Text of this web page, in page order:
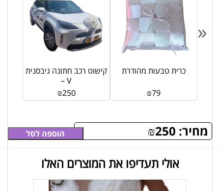
מחיר: ₪250 הוספה לסל
קישוט רכב חתונה גיבסנית
– V
₪250
כרית טבעות מהודרת
₪79
«
אולי תעדיפו את המוצרים האלו